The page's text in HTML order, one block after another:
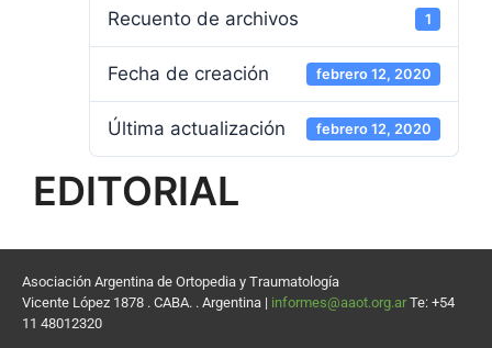
Recuento de archivos 1
Fecha de creación febrero 12, 2020
Última actualización febrero 12, 2020
EDITORIAL
Asociación Argentina de Ortopedia y Traumatología
Vicente López 1878 . CABA. . Argentina | informes@aaot.org.ar Te: +54
11 48012320